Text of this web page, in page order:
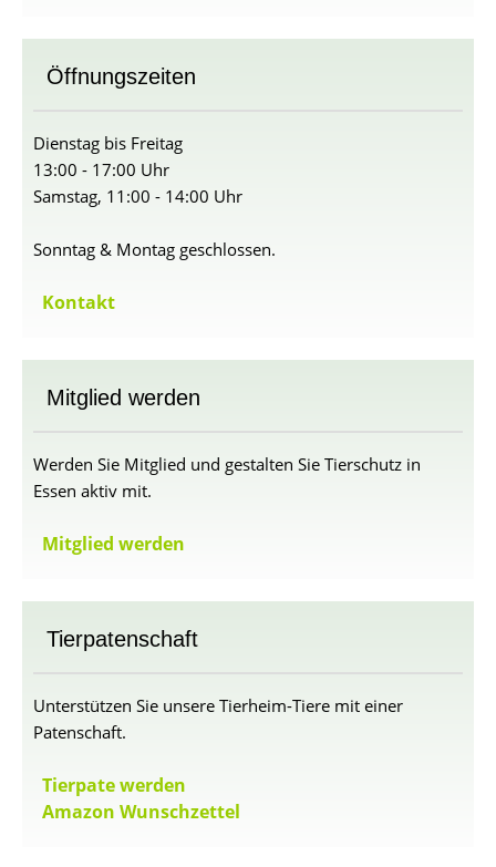
Öffnungszeiten
Dienstag bis Freitag
13:00 - 17:00 Uhr
Samstag, 11:00 - 14:00 Uhr
Sonntag & Montag geschlossen.
Kontakt
Mitglied werden
Werden Sie Mitglied und gestalten Sie Tierschutz in
Essen aktiv mit.
Mitglied werden
Tierpatenschaft
Unterstützen Sie unsere Tierheim-Tiere mit einer
Patenschaft.
Tierpate werden
Amazon Wunschzettel